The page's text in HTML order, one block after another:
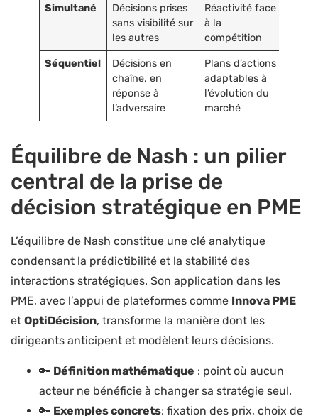
Simultané
Décisions prises
sans visibilité sur
les autres
Réactivité face
à la
compétition
Séquentiel
Décisions en
chaîne, en
réponse à
l’adversaire
Plans d’actions
adaptables à
l’évolution du
marché
Équilibre de Nash : un pilier
central de la prise de
décision stratégique en PME
L’équilibre de Nash constitue une clé analytique
condensant la prédictibilité et la stabilité des
interactions stratégiques. Son application dans les
PME, avec l’appui de plateformes comme Innova PME
et OptiDécision, transforme la manière dont les
dirigeants anticipent et modèlent leurs décisions.
🔑 Définition mathématique : point où aucun
acteur ne bénéficie à changer sa stratégie seul.
🔑 Exemples concrets: fixation des prix, choix de